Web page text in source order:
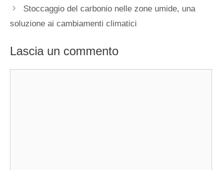
Stoccaggio del carbonio nelle zone umide, una
soluzione ai cambiamenti climatici
Lascia un commento